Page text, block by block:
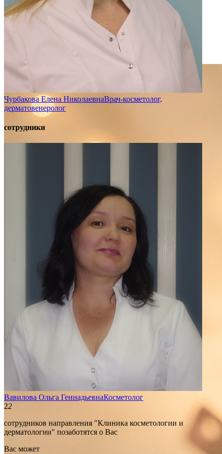
УЗИ-диагностика органов
Проверьте здоровье без волнения
Чурбакова Елена НиколаевнаВрач-косметолог,
дерматовенеролог
сотрудники
Вавилова Ольга ГеннадьевнаКосметолог
22
сотрудников направления "Клиника косметологии и
дерматологии" позаботятся о Вас
Вас может